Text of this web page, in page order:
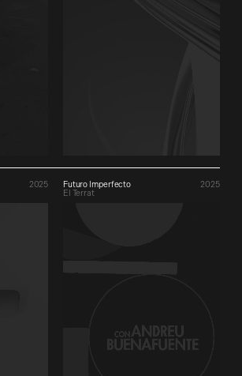
2025
Futuro Imperfecto
2025
El Terrat